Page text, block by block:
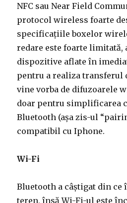
NFC sau Near Field
protocol wireless foarte
specificațiile boxelor
redare este foarte limitată,
dispozitive aflate în
pentru a realiza transferul
vine vorba de difuzoarele
doar pentru simplificarea
Bluetooth (așa zis-ul
compatibil cu Iphone.
Wi-Fi
Bluetooth a câștigat din ce
teren, însă Wi-Fi-ul este